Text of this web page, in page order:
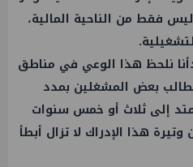
فقط من الناحية المالية،
نلحظ هذا الوعي في مناطق
بعض المشغلين بمدد
إلى ثلاث أو خمس سنوات
هذا الإدراك لا تزال أبطأ